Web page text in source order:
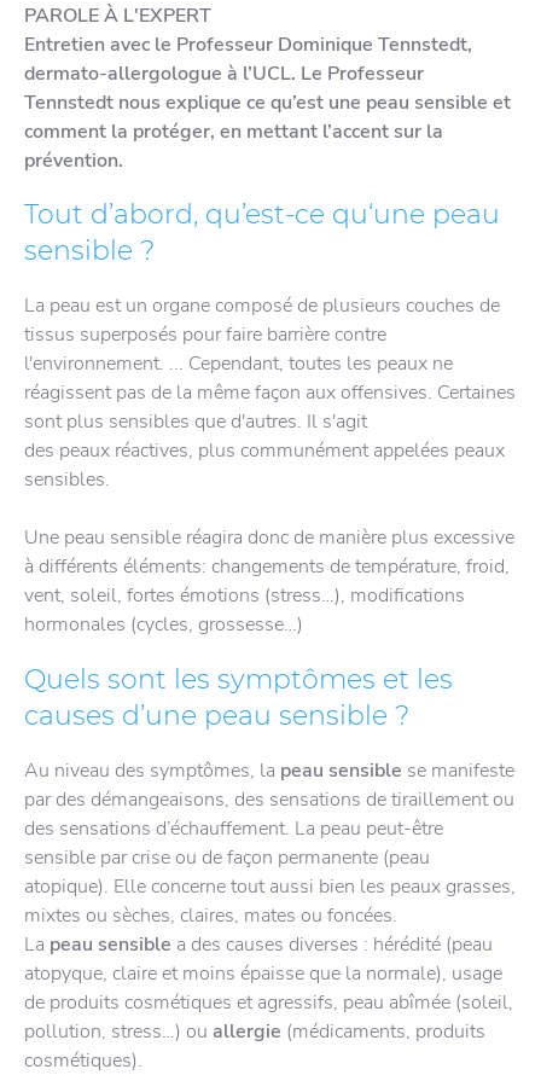
PAROLE À L'EXPERT
Entretien avec le Professeur Dominique Tennstedt,
dermato-allergologue à l’UCL. Le Professeur
Tennstedt nous explique ce qu’est une peau sensible et
comment la protéger, en mettant l’accent sur la
prévention.
Tout d’abord, qu’est-ce qu‘une peau
sensible ?
La peau est un organe composé de plusieurs couches de
tissus superposés pour faire barrière contre
l'environnement. ... Cependant, toutes les peaux ne
réagissent pas de la même façon aux offensives. Certaines
sont plus sensibles que d'autres. Il s'agit
des peaux réactives, plus communément appelées peaux
sensibles.
Une peau sensible réagira donc de manière plus excessive
à différents éléments: changements de température, froid,
vent, soleil, fortes émotions (stress…), modifications
hormonales (cycles, grossesse…)
Quels sont les symptômes et les
causes d’une peau sensible ?
Au niveau des symptômes, la peau sensible se manifeste
par des démangeaisons, des sensations de tiraillement ou
des sensations d’échauffement. La peau peut-être
sensible par crise ou de façon permanente (peau
atopique). Elle concerne tout aussi bien les peaux grasses,
mixtes ou sèches, claires, mates ou foncées.
La peau sensible a des causes diverses : hérédité (peau
atopyque, claire et moins épaisse que la normale), usage
de produits cosmétiques et agressifs, peau abîmée (soleil,
pollution, stress…) ou allergie (médicaments, produits
cosmétiques).